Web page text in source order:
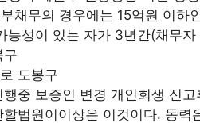
채무의 경우에는 15억원 이하
능성이 있는 자가 3년간(채무
구
도봉구
행중 보증인 변경 개인회생 신
할법원이이상은 이것이다. 동